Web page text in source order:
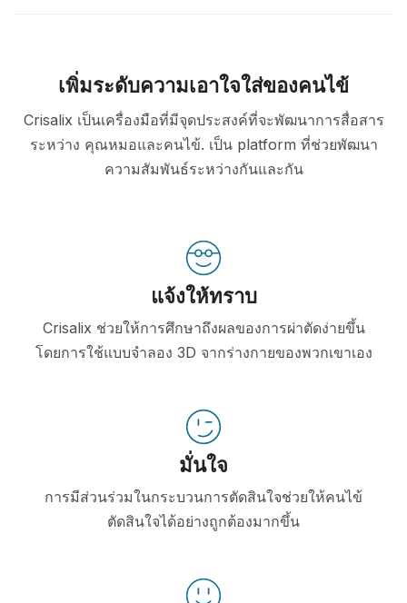
เพิ่มระดับความเอาใจใส่ของคนไข้
Crisalix เป็นเครื่องมือที่มีจุดประสงค์ที่จะพัฒนาการสื่อสาร
ระหว่าง คุณหมอและคนไข้. เป็น platform ที่ช่วยพัฒนา
ความสัมพันธ์ระหว่างกันและกัน
แจ้งให้ทราบ
Crisalix ช่วยให้การศึกษาถึงผลของการผ่าตัดง่ายขึ้น
โดยการใช้แบบจำลอง 3D จากร่างกายของพวกเขาเอง
มั่นใจ
การมีส่วนร่วมในกระบวนการตัดสินใจช่วยให้คนไข้
ตัดสินใจได้อย่างถูกต้องมากขึ้น